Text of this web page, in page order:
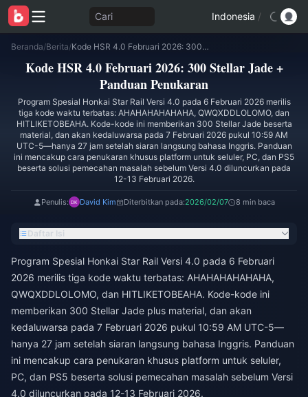
Cari Indonesia /
Beranda/Berita/ Kode HSR 4.0 Februari 2026: 300 Stellar Jade + Panduan Penukaran
Kode HSR 4.0 Februari 2026: 300 Stellar Jade +
Panduan Penukaran
Program Spesial Honkai Star Rail Versi 4.0 pada 6 Februari 2026 merilis
tiga kode waktu terbatas: AHAHAHAHAHAHA, QWQXDDLOLOMO, dan
HITLIKETOBEAHA. Kode-kode ini memberikan 300 Stellar Jade beserta
material, dan akan kedaluwarsa pada 7 Februari 2026 pukul 10:59 AM
UTC-5—hanya 27 jam setelah siaran langsung bahasa Inggris. Panduan
ini mencakup cara penukaran khusus platform untuk seluler, PC, dan PS5
beserta solusi pemecahan masalah sebelum Versi 4.0 diluncurkan pada
12-13 Februari 2026.
Penulis: David Kim Diterbitkan pada:2026/02/07 8 min baca
Daftar Isi
Program Spesial Honkai Star Rail Versi 4.0 pada 6 Februari
2026 merilis tiga kode waktu terbatas: AHAHAHAHAHAHA,
QWQXDDLOLOMO, dan HITLIKETOBEAHA. Kode-kode ini
memberikan 300 Stellar Jade plus material, dan akan
kedaluwarsa pada 7 Februari 2026 pukul 10:59 AM UTC-5—
hanya 27 jam setelah siaran langsung bahasa Inggris. Panduan
ini mencakup cara penukaran khusus platform untuk seluler,
PC, dan PS5 beserta solusi pemecahan masalah sebelum Versi
4.0 diluncurkan pada 12-13 Februari 2026.